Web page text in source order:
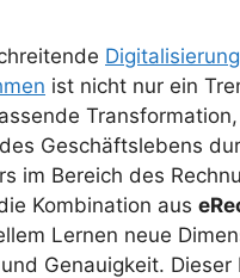
ist nicht nur ein
Geschäftslebens
im Bereich des
Kombination aus
Lernen neue
Genauigkeit. Dieser